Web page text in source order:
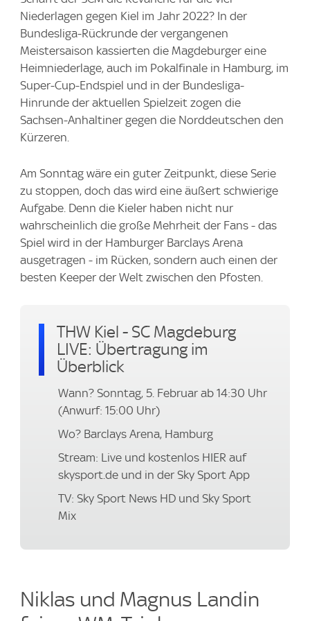
Niederlagen gegen Kiel im Jahr 2022? In der
Bundesliga-Rückrunde der vergangenen
Meistersaison kassierten die Magdeburger eine
Heimniederlage, auch im Pokalfinale in Hamburg, im
Super-Cup-Endspiel und in der Bundesliga-
Hinrunde der aktuellen Spielzeit zogen die
Sachsen-Anhaltiner gegen die Norddeutschen den
Kürzeren.
Am Sonntag wäre ein guter Zeitpunkt, diese Serie
zu stoppen, doch das wird eine äußert schwierige
Aufgabe. Denn die Kieler haben nicht nur
wahrscheinlich die große Mehrheit der Fans - das
Spiel wird in der Hamburger Barclays Arena
ausgetragen - im Rücken, sondern auch einen der
besten Keeper der Welt zwischen den Pfosten.
THW Kiel - SC Magdeburg
LIVE: Übertragung im
Überblick
Wann? Sonntag, 5. Februar ab 14:30 Uhr
(Anwurf: 15:00 Uhr)
Wo? Barclays Arena, Hamburg
Stream: Live und kostenlos HIER auf
skysport.de und in der Sky Sport App
TV: Sky Sport News HD und Sky Sport
Mix
Niklas und Magnus Landin